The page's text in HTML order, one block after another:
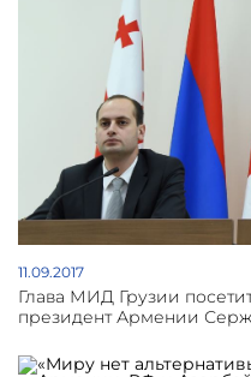
11.09.2017
Глава МИД Грузии
президент Армении